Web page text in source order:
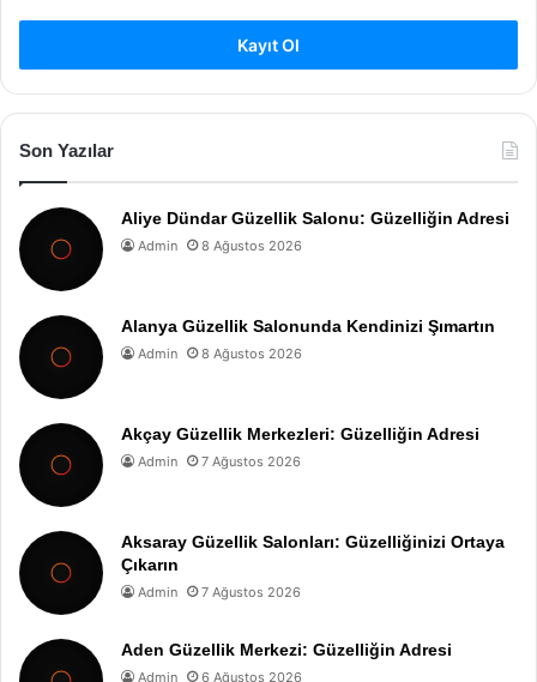
Kayıt Ol
Son Yazılar
Aliye Dündar Güzellik Salonu: Güzelliğin Adresi
Admin 8 Ağustos 2026
Alanya Güzellik Salonunda Kendinizi Şımartın
Admin 8 Ağustos 2026
Akçay Güzellik Merkezleri: Güzelliğin Adresi
Admin 7 Ağustos 2026
Aksaray Güzellik Salonları: Güzelliğinizi Ortaya
Çıkarın
Admin 7 Ağustos 2026
Aden Güzellik Merkezi: Güzelliğin Adresi
Admin 6 Ağustos 2026